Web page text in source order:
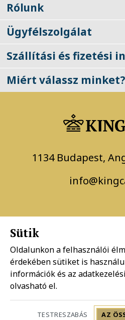
Rólunk
Ügyfélszolgálat
Szállítási és fizetési
Miért válassz minket?
1134 Budapest,
Adatkezelési
Sütik
Oldalunkon a felhasználói
érdekében sütiket is
információk és az
olvasható el.
TESTRESZABÁS AZ